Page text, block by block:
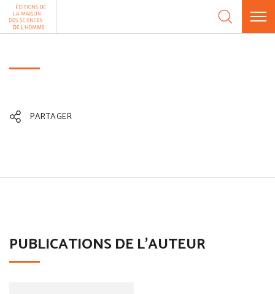
Aller au contenu
PARTAGER
PUBLICATIONS DE L'AUTEUR
Panneau de gestion des cookies